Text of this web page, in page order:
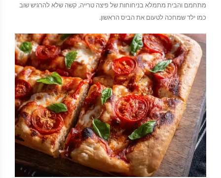
מתחמם והבית מתמלא בניחוחות של פיצה טרייה, קשה שלא להרגיש שוב
כמו ילד שמחכה לטעום את הביס הראשון.